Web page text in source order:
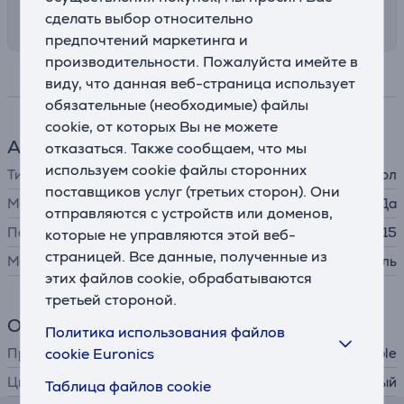
сделать выбор относительно
предпочтений маркетинга и
производительности. Пожалуйста имейте в
виду, что данная веб-страница использует
обязательные (необходимые) файлы
cookie, от которых Вы не можете
отказаться. Также сообщаем, что мы
используем cookie файлы сторонних
поставщиков услуг (третьих сторон). Они
отправляются с устройств или доменов,
которые не управляются этой веб-
страницей. Все данные, полученные из
этих файлов cookie, обрабатываются
третьей стороной.
Политика использования файлов
cookie Euronics
Таблица файлов cookie
корзине
Спецификация
Аксессуар для телефона
Тип
защитный чехол
MagSafe
Да
Подходит для телефонов
Apple iPhone 15
Материал
тестиль
Общий параметр
Производитель
Apple
Цвет
черный